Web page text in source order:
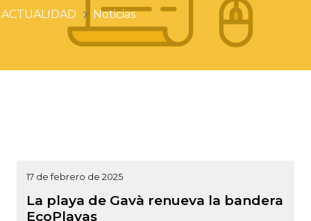
ACTUALIDAD Noticias
17 de febrero de 2025
La playa de Gavà renueva la bandera
EcoPlayas